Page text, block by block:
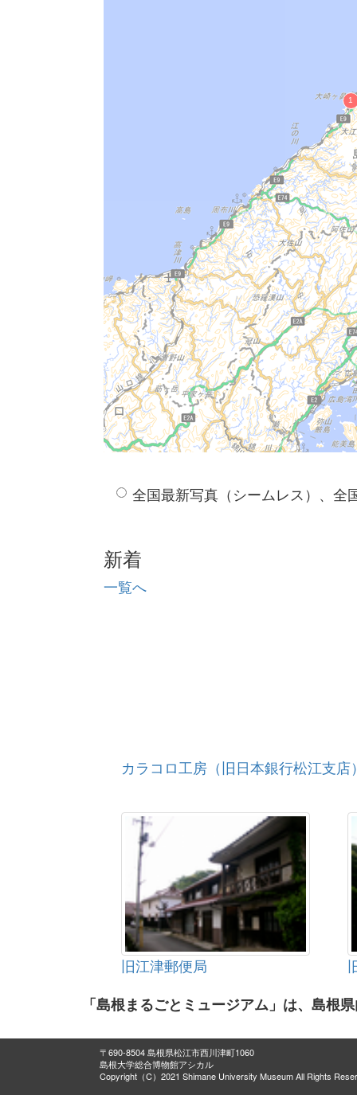
全国最新写真（シームレス）、全
新着
一覧へ
カラコロ工房（旧日本銀行松江支店
旧江津郵便局
「島根まるごとミュージアム」は、島根
〒690-8504 島根県松江市西川津町1060
島根大学総合博物館アシカル
Copyright（C）2021 Shimane University Museum All Rights